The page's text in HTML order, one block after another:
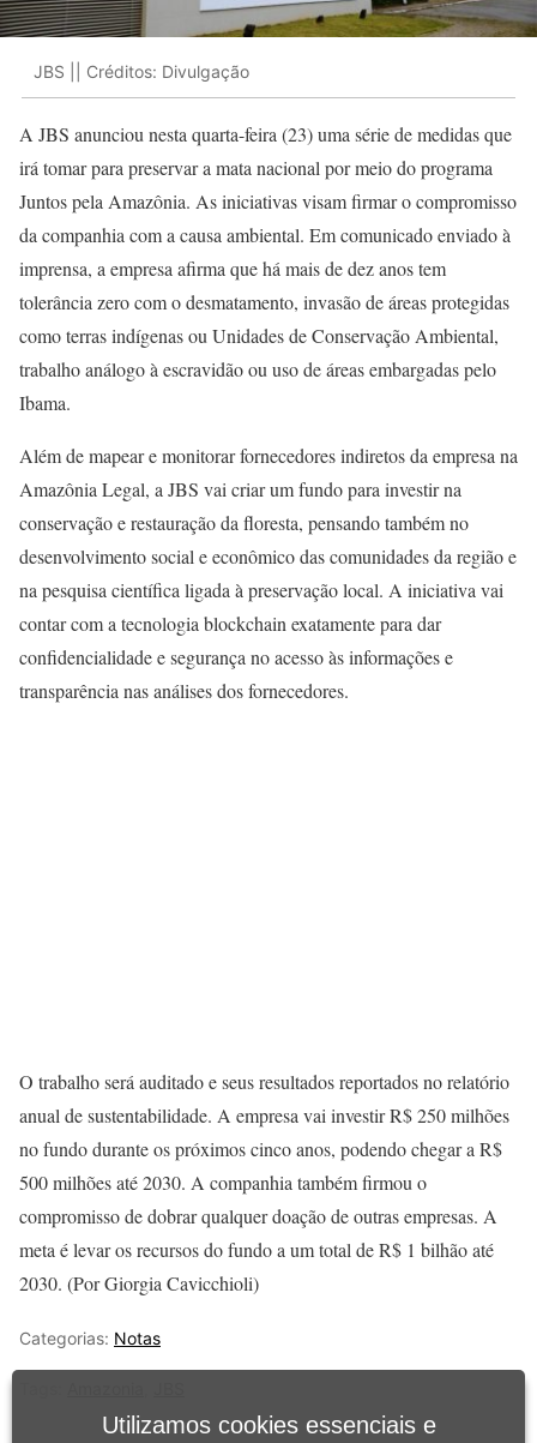
JBS || Créditos: Divulgação
A JBS anunciou nesta quarta-feira (23) uma série de medidas que
irá tomar para preservar a mata nacional por meio do programa
Juntos pela Amazônia. As iniciativas visam firmar o compromisso
da companhia com a causa ambiental. Em comunicado enviado à
imprensa, a empresa afirma que há mais de dez anos tem
tolerância zero com o desmatamento, invasão de áreas protegidas
como terras indígenas ou Unidades de Conservação Ambiental,
trabalho análogo à escravidão ou uso de áreas embargadas pelo
Ibama.
Além de mapear e monitorar fornecedores indiretos da empresa na
Amazônia Legal, a JBS vai criar um fundo para investir na
conservação e restauração da floresta, pensando também no
desenvolvimento social e econômico das comunidades da região e
na pesquisa científica ligada à preservação local. A iniciativa vai
contar com a tecnologia blockchain exatamente para dar
confidencialidade e segurança no acesso às informações e
transparência nas análises dos fornecedores.
O trabalho será auditado e seus resultados reportados no relatório
anual de sustentabilidade. A empresa vai investir R$ 250 milhões
no fundo durante os próximos cinco anos, podendo chegar a R$
500 milhões até 2030. A companhia também firmou o
compromisso de dobrar qualquer doação de outras empresas. A
meta é levar os recursos do fundo a um total de R$ 1 bilhão até
2030. (Por Giorgia Cavicchioli)
Categorias: Notas
Utilizamos cookies essenciais e